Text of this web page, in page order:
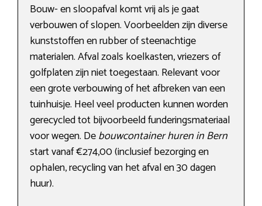
Bouw- en sloopafval komt vrij als je gaat
verbouwen of slopen. Voorbeelden zijn diverse
kunststoffen en rubber of steenachtige
materialen. Afval zoals koelkasten, vriezers of
golfplaten zijn niet toegestaan. Relevant voor
een grote verbouwing of het afbreken van een
tuinhuisje. Heel veel producten kunnen worden
gerecycled tot bijvoorbeeld funderingsmateriaal
voor wegen. Debouwcontainer huren in Bern
start vanaf €274,00 (inclusief bezorging en
ophalen, recycling van het afval en 30 dagen
huur).